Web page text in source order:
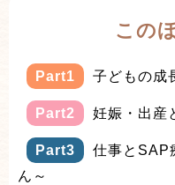
この
Part1 子どもの成
Part2 妊娠・出産
Part3
仕事とSAP
ん～